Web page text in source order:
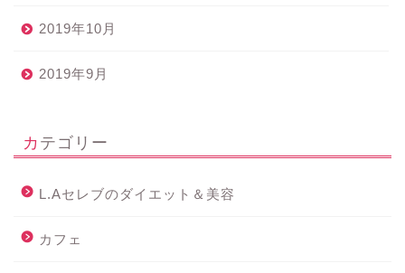
2019年10月
2019年9月
カテゴリー
L.Aセレブのダイエット＆美容
カフェ